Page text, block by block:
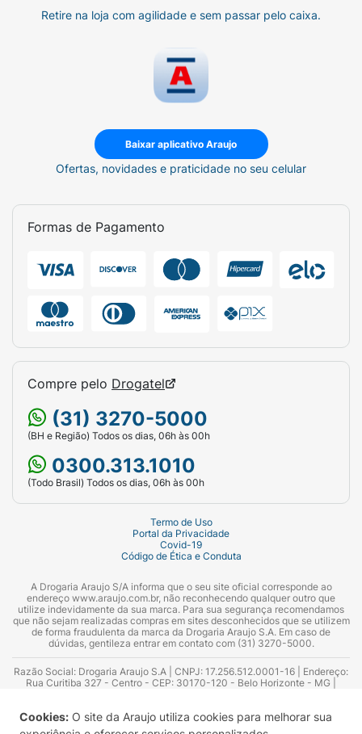
Cookies: O site da Araujo utiliza cookies para melhorar sua
Retire na loja com agilidade e sem passar pelo caixa.
Baixar aplicativo Araujo
Ofertas, novidades e praticidade no seu celular
Formas de Pagamento
Compre pelo Drogatel
(31) 3270-5000
(BH e Região) Todos os dias, 06h às 00h
0300.313.1010
(Todo Brasil) Todos os dias, 06h às 00h
Termo de Uso
Portal da Privacidade
Covid-19
Código de Ética e Conduta
A Drogaria Araujo S/A informa que o seu site oficial corresponde ao
endereço www.araujo.com.br, não reconhecendo qualquer outro que
utilize indevidamente da sua marca. Para sua segurança recomendamos
que não sejam realizadas compras em sites desconhecidos que se utilizem
de forma fraudulenta da marca da Drogaria Araujo S.A. Em caso de
dúvidas, gentileza entrar em contato com (31) 3270-5000.
Razão Social: Drogaria Araujo S.A | CNPJ: 17.256.512.0001-16 | Endereço:
Rua Curitiba 327 - Centro - CEP: 30170-120 - Belo Horizonte - MG |
Azevedo Guimarães – CRF 10.965 | Yasmin Silva Alvarenga – CRF 52.584 -
Consultor substituto: Thiago Aguiar Pinheiro - CRF Nº 13.748. Alvará